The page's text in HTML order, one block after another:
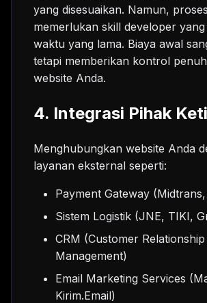
yang disesuaikan. Namun,
memerlukan skill developer
waktu yang lama. Biaya awal
tetapi memberikan kontrol
website Anda.
4. Integrasi Pihak
Menghubungkan website Anda
layanan eksternal seperti:
Payment Gateway
Sistem Logistik (JNE, TIKI,
CRM (Customer Relationship
Management)
Email Marketing Services
Kirim.Email)